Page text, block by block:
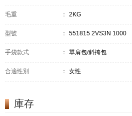
毛重 ： 2KG
型號 ： 551815 2VS3N 1000
手袋款式 ： 單肩包/斜挎包
合適性別 ： 女性
庫存